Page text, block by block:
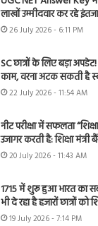
लाखों उम्मीदवार कर रहे
26 July 2026 - 6:11 PM
SC छात्रों के लिए बड़ा
काम, वरना अटक सकती है
22 July 2026 - 11:54 AM
नीट परीक्षा में सफलता
उजागर करती है: शिक्षा मंत्री
20 July 2026 - 11:43 AM
1715 में शुरू हुआ भारत का
भी दे रहा है हजारों छात्रों को
19 July 2026 - 7:14 PM